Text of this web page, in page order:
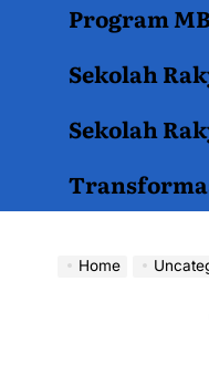
Program
Sekolah
Sekolah
Home